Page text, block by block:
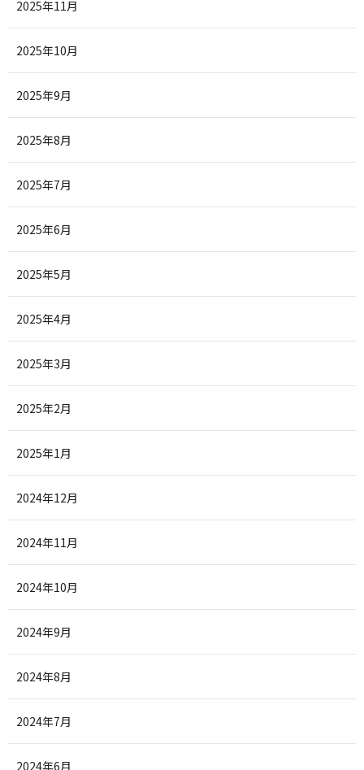
2025年11月
2025年10月
2025年9月
2025年8月
2025年7月
2025年6月
2025年5月
2025年4月
2025年3月
2025年2月
2025年1月
2024年12月
2024年11月
2024年10月
2024年9月
2024年8月
2024年7月
2024年6月